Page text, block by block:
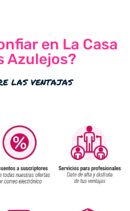
en La Casa
Azulejos?
las ventajas